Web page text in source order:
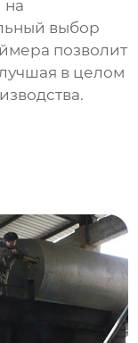
на
выбор
позволит
в целом